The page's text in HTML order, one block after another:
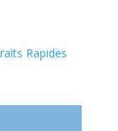
Rapides